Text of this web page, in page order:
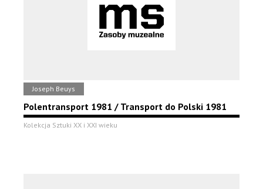
Joseph Beuys
Polentransport 1981 / Transport do Polski 1981
Kolekcja Sztuki XX i XXI wieku